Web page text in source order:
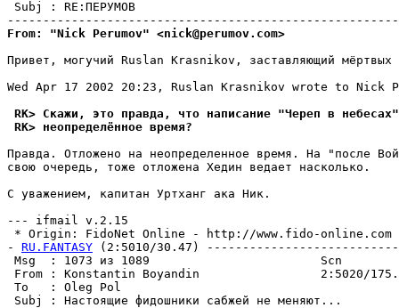
Subj : RE:ПЕРУМОВ
From: "Nick Perumov" <nick@perumov.com>
Привет, могучий Ruslan Krasnikov, заставляющий мёртвых
Wed Apr 17 2002 20:23, Ruslan Krasnikov wrote to Nick
RK> Скажи, это правда, что написание "Череп в
RK> неопределённое время?
Правда. Отложено на неопределенное время. На "после
свою очередь, тоже отложена Хедин ведает насколько.
С уважением, капитан Уртханг ака Hик.
--- ifmail v.2.15
* Origin: FidoNet Online - http://www.fido-online.com
- RU.FANTASY (2:5010/30.47)
Msg  : 1073 из 1089                        Scn
From : Konstantin Boyandin                 2:5020/
To   : Oleg Pol
Subj : Hастоящие фидошники сабжей не меняют...